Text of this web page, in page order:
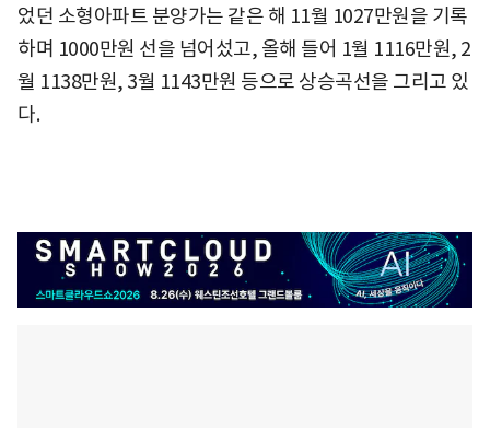
었던 소형아파트 분양가는 같은 해 11월 1027만원을 기록
하며 1000만원 선을 넘어섰고, 올해 들어 1월 1116만원, 2
월 1138만원, 3월 1143만원 등으로 상승곡선을 그리고 있
다.